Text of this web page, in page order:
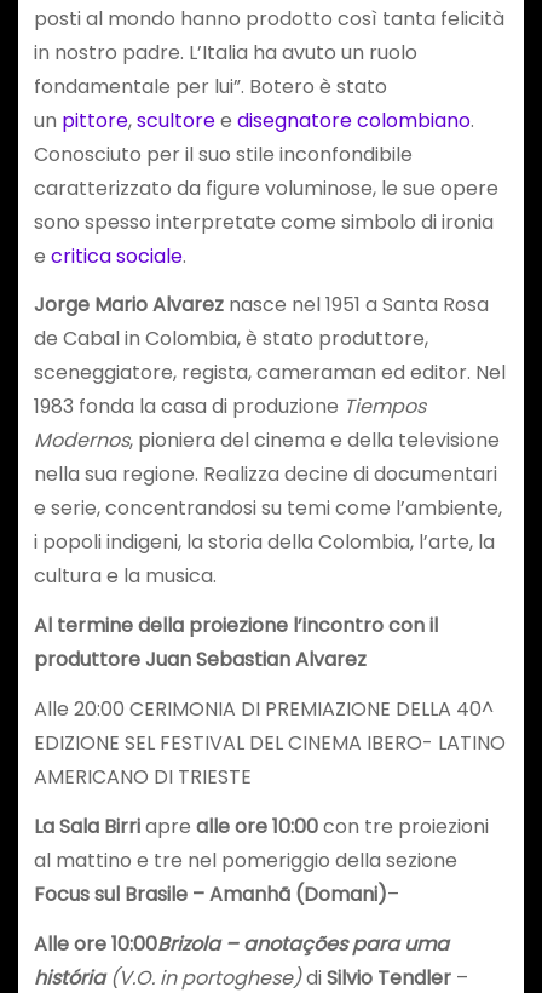
posti al mondo hanno prodotto così tanta felicità
in nostro padre. L’Italia ha avuto un ruolo
fondamentale per lui”. Botero è stato
un pittore,scultoree disegnatorecolombiano.
Conosciuto per il suo stile inconfondibile
caratterizzato da figure voluminose, le sue opere
sono spesso interpretate come simbolo di ironia
e critica sociale.
Jorge Mario Alvarez nasce nel 1951 a Santa Rosa
de Cabal in Colombia, è stato produttore,
sceneggiatore, regista, cameraman ed editor. Nel
1983 fonda la casa di produzione Tiempos
Modernos, pioniera del cinema e della televisione
nella sua regione. Realizza decine di documentari
e serie, concentrandosi su temi come l’ambiente,
i popoli indigeni, la storia della Colombia, l’arte, la
cultura e la musica.
Al termine della proiezione l’incontro con il
produttore Juan Sebastian Alvarez
Alle 20:00 CERIMONIA DI PREMIAZIONE DELLA 40^
EDIZIONE SEL FESTIVAL DEL CINEMA IBERO- LATINO
AMERICANO DI TRIESTE
La Sala Birriapre alle ore 10:00con tre proiezioni
al mattino e tre nel pomeriggio della sezione
Focus sul Brasile – Amanhã (Domani)–
Alle ore 10:00Brizola – anotações para uma
história (V.O. in portoghese)diSilvio Tendler–